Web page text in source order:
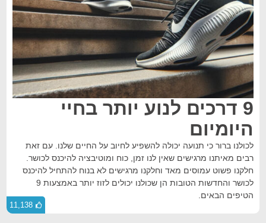
9 דרכים לנוע יותר בחיי
היומיום
לכולנו ברור כי תנועה יכולה להשפיע לחיוב על החיים שלנו. עם זאת
רבים מאיתנו מרגישים שאין לנו זמן, כוח ומוטיבציה להיכנס לכושר.
חלקנו פשוט עמוסים מאד וחלקנו מרגישים לא בנוח להתחיל להיכנס
לכושר והחדשות הטובות הן שכולנו יכולים לזוז יותר באמצעות 9
הטיפים הבאים.
11,138